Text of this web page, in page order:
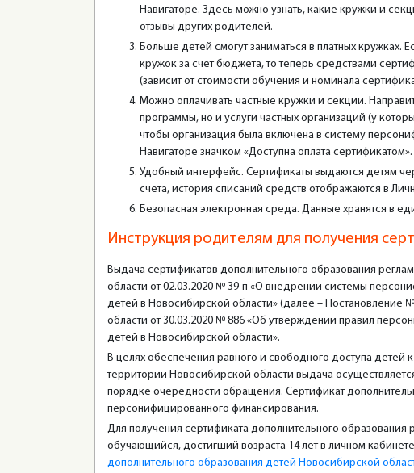
Навигаторе. Здесь можно узнать, какие кружки и
отзывы других родителей.
Больше детей смогут заниматься в платных
кружок за счет бюджета, то теперь средствами
(зависит от стоимости обучения и номинала
Можно оплачивать частные кружки и секции.
программы, но и услуги частных организаций (у
чтобы организация была включена в систему
Навигаторе значком «Доступна оплата сертификатом».
Удобный интерфейс. Сертификаты выдаются детям
счета, история списаний средств отображаются в
Безопасная электронная среда. Данные хранятся в
Инструкция родителям для получения
Выдача сертификатов дополнительного образования
области от 02.03.2020 № 39-п «О внедрении системы
детей в Новосибирской области» (далее – Постановление
области от 30.03.2020 № 886 «Об утверждении правил
детей в Новосибирской области».
В целях обеспечения равного и свободного доступа детей
территории Новосибирской области выдача
порядке очерёдности обращения. Сертификат
персонифицированного финансирования.
Для получения сертификата дополнительного
обучающийся, достигший возраста 14 лет в личном
дополнительного образования детей Новосибирской